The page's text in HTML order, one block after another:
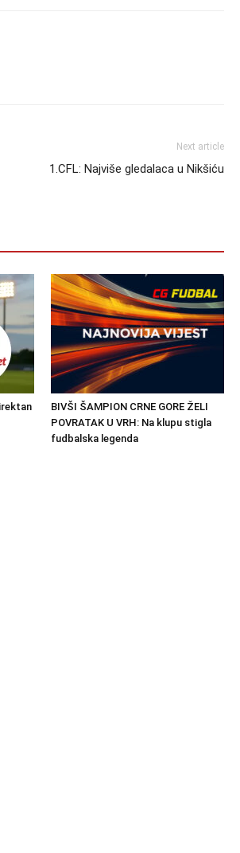
Next article
1.CFL: Najviše gledalaca u Nikšiću
BIVŠI ŠAMPION CRNE GORE ŽELI
POVRATAK U VRH: Na klupu stigla
fudbalska legenda